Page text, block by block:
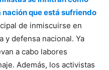
que está sufriendo
de inmiscuirse en
y defensa nacional. Ya
a cabo labores
Además, los activistas